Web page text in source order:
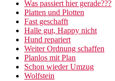
Was passiert hier gerade???
Platten und Plotten
Fast geschafft
Halle gut, Happy nicht
Hund repariert
Weiter Ordnung schaffen
Planlos mit Plan
Schon wieder Umzug
Wolfstein